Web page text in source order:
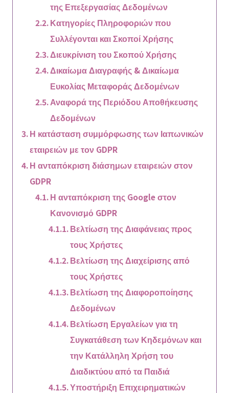
της Επεξεργασίας Δεδομένων
Κατηγορίες Πληροφοριών που
Συλλέγονται και Σκοποί Χρήσης
Διευκρίνιση του Σκοπού Χρήσης
Δικαίωμα Διαγραφής & Δικαίωμα
Ευκολίας Μεταφοράς Δεδομένων
Αναφορά της Περιόδου Αποθήκευσης
Δεδομένων
Η κατάσταση συμμόρφωσης των Ιαπωνικών
εταιρειών με τον GDPR
Η ανταπόκριση διάσημων εταιρειών στον
GDPR
Η ανταπόκριση της Google στον
Κανονισμό GDPR
Βελτίωση της Διαφάνειας προς
τους Χρήστες
Βελτίωση της Διαχείρισης από
τους Χρήστες
Βελτίωση της Διαφοροποίησης
Δεδομένων
Βελτίωση Εργαλείων για τη
Συγκατάθεση των Κηδεμόνων και
την Κατάλληλη Χρήση του
Διαδικτύου από τα Παιδιά
Υποστήριξη Επιχειρηματικών